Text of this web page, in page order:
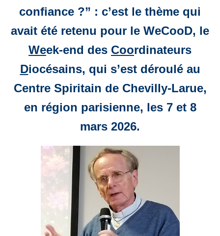
confiance ?” : c’est le thème qui
avait été retenu pour le WeCooD, le
Week-end des Coordinateurs
Diocésains, qui s’est déroulé au
Centre Spiritain de Chevilly-Larue,
en région parisienne, les 7 et 8
mars 2026.